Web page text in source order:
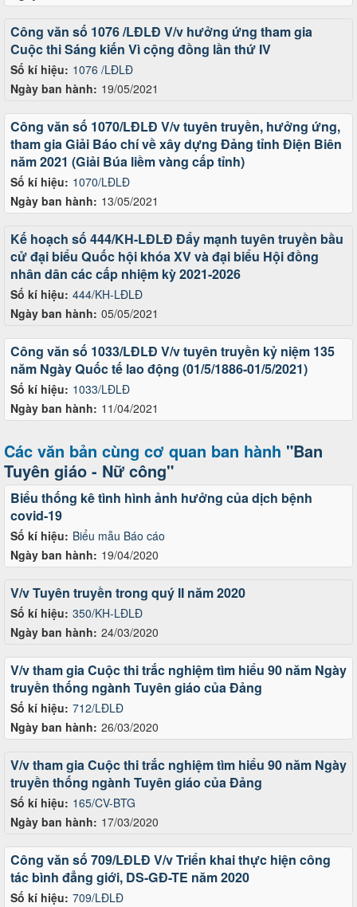
Số kí hiệu: 1076 /LĐLĐ
Ngày ban hành: 19/05/2021
Công văn số 1076 /LĐLĐ V/v hưởng ứng tham gia
Cuộc thi Sáng kiến Vì cộng đồng lần thứ IV
Số kí hiệu: 1070/LĐLĐ
Ngày ban hành: 13/05/2021
Công văn số 1070/LĐLĐ V/v tuyên truyền, hưởng ứng,
tham gia Giải Báo chí về xây dựng Đảng tỉnh Điện Biên
năm 2021 (Giải Búa liềm vàng cấp tỉnh)
Số kí hiệu: 444/KH-LĐLĐ
Ngày ban hành: 05/05/2021
Kế hoạch số 444/KH-LĐLĐ Đẩy mạnh tuyên truyền bầu
cử đại biểu Quốc hội khóa XV và đại biểu Hội đồng
nhân dân các cấp nhiệm kỳ 2021-2026
Số kí hiệu: 1033/LĐLĐ
Ngày ban hành: 11/04/2021
Công văn số 1033/LĐLĐ V/v tuyên truyền kỷ niệm 135
năm Ngày Quốc tế lao động (01/5/1886-01/5/2021)
Các văn bản cùng cơ quan ban hành "Ban
Tuyên giáo - Nữ công"
Số kí hiệu: Biểu mẫu Báo cáo
Ngày ban hành: 19/04/2020
Biểu thống kê tình hình ảnh hưởng của dịch bệnh
covid-19
Số kí hiệu: 350/KH-LĐLĐ
Ngày ban hành: 24/03/2020
V/v Tuyên truyền trong quý II năm 2020
Số kí hiệu: 712/LĐLĐ
Ngày ban hành: 26/03/2020
V/v tham gia Cuộc thi trắc nghiệm tìm hiểu 90 năm Ngày
truyền thống ngành Tuyên giáo của Đảng
Số kí hiệu: 165/CV-BTG
Ngày ban hành: 17/03/2020
V/v tham gia Cuộc thi trắc nghiệm tìm hiểu 90 năm Ngày
truyền thống ngành Tuyên giáo của Đảng
Số kí hiệu: 709/LĐLĐ
Công văn số 709/LĐLĐ V/v Triển khai thực hiện công
tác bình đẳng giới, DS-GĐ-TE năm 2020